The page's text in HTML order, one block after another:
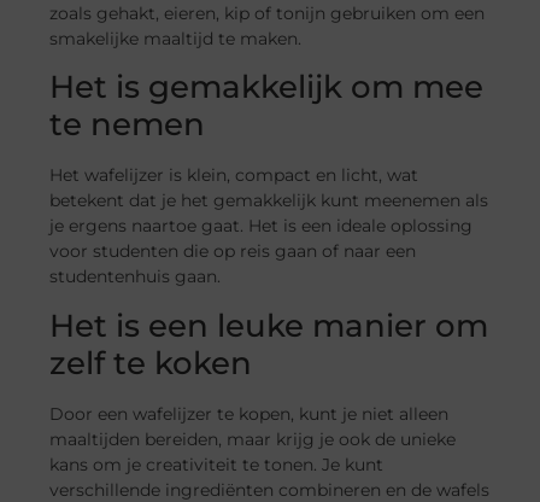
zoals gehakt, eieren, kip of tonijn gebruiken om een
smakelijke maaltijd te maken.
Het is gemakkelijk om mee
te nemen
Het wafelijzer is klein, compact en licht, wat
betekent dat je het gemakkelijk kunt meenemen als
je ergens naartoe gaat. Het is een ideale oplossing
voor studenten die op reis gaan of naar een
studentenhuis gaan.
Het is een leuke manier om
zelf te koken
Door een wafelijzer te kopen, kunt je niet alleen
maaltijden bereiden, maar krijg je ook de unieke
kans om je creativiteit te tonen. Je kunt
verschillende ingrediënten combineren en de wafels